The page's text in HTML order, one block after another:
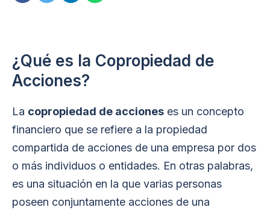
¿Qué es la Copropiedad de
Acciones?
La copropiedad de acciones es un concepto
financiero que se refiere a la propiedad
compartida de acciones de una empresa por dos
o más individuos o entidades. En otras palabras,
es una situación en la que varias personas
poseen conjuntamente acciones de una